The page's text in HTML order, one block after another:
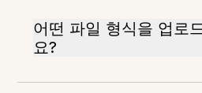
어떤 파일 형식을 업로
요?